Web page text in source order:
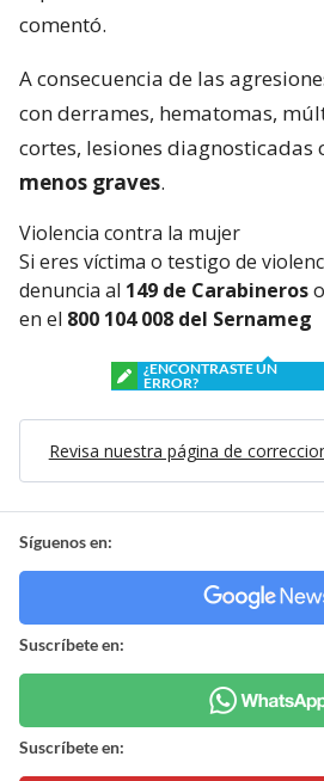
comentó.
A consecuencia de las
con derrames, hematomas,
cortes, lesiones diagnosticadas
menos graves.
Violencia contra la mujer
Si eres víctima o testigo de
denuncia al 149 de Carabineros
en el 800 104 008 del Sernameg
¿ENCONTRASTE UN
ERROR?
Revisa nuestra página de
Síguenos en:
Suscríbete en:
Suscríbete en: